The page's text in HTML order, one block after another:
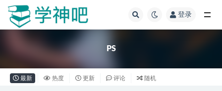
登录
PS
最新 热度 更新 评论 随机